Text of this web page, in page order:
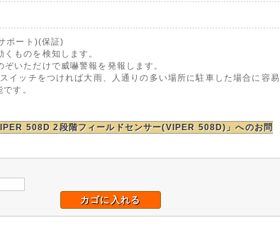
ポート)(保証)
くものを検知します。
ぞいただけで威嚇警報を発報します。
イッチをつければ大雨、人通りの多い場所に駐車した場合に容易
す。
508D 2段階フィールドセンサー(VIPER 508D)」へのお問
カゴに入れる